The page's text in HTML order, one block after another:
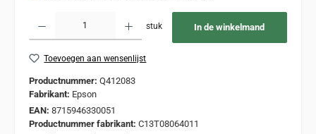
stuk In de winkelmand
Toevoegen aan wensenlijst
Productnummer: Q412083
Fabrikant: Epson
EAN: 8715946330051
Productnummer fabrikant: C13T08064011